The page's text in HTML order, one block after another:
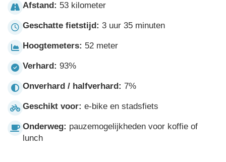
Afstand: 53 kilometer
Geschatte fietstijd: 3 uur 35 minuten
Hoogtemeters: 52 meter
Verhard: 93%
Onverhard / halfverhard: 7%
Geschikt voor: e-bike en stadsfiets
Onderweg: pauzemogelijkheden voor koffie of
lunch